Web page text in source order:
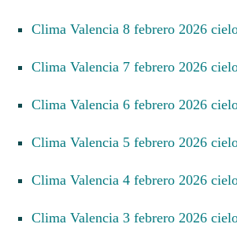
Clima Valencia 8 febrero 2026
Clima Valencia 7 febrero 2026
Clima Valencia 6 febrero 2026
Clima Valencia 5 febrero 2026
Clima Valencia 4 febrero 2026
Clima Valencia 3 febrero 2026